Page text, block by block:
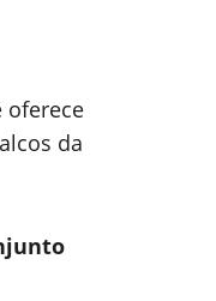
oferece
da